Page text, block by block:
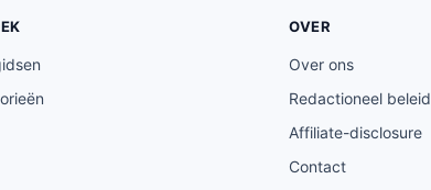
OVER
Over ons
Redactioneel beleid
Affiliate-disclosure
Contact